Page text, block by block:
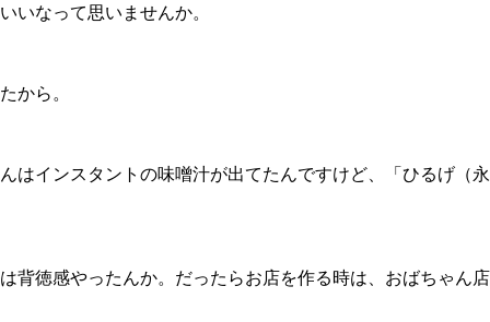
いなって思いませんか。
から。
はインスタントの味噌汁が出てたんですけど、「ひるげ（永
背徳感やったんか。だったらお店を作る時は、おばちゃん店